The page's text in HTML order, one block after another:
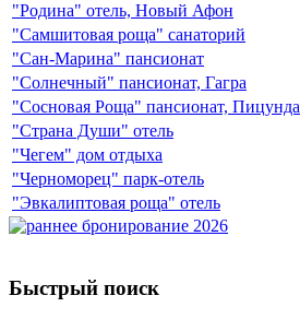
"Родина" отель, Новый Афон
"Самшитовая роща" санаторий
"Сан-Марина" пансионат
"Солнечный" пансионат, Гагра
"Сосновая Роща" пансионат, Пицунда
"Страна Души" отель
"Чегем" дом отдыха
"Черноморец" парк-отель
"Эвкалиптовая роща" отель
Быстрый поиск